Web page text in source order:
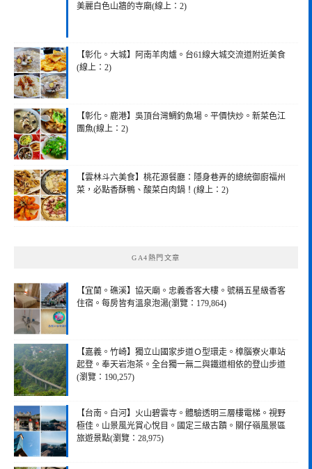
美麗白色山牆的寺廟(線上：2)
【彰化。大城】阿南羊肉爐。台61線大城交流道附近美食
(線上：2)
【彰化。鹿港】吳頂台灣鯛釣魚場。平價快炒。新菜色江
團魚(線上：2)
【雲林斗六美食】桃花源餐廳：隱身巷弄的總統御廚福州
菜，必點香酥鴨、酸菜白肉鍋！(線上：2)
GA4熱門文章
【宜蘭。礁溪】協天廟。忠義香客大樓。號稱五星級香客
住宿。每房皆有溫泉泡湯(瀏覽：179,864)
【嘉義。竹崎】獨立山國家步道Ｏ型環走。樟腦寮火車站
起登。奉天岩泡茶。全台獨一無二與鐵道相依的登山步道
(瀏覽：190,257)
【台南。白河】火山碧雲寺。體驗透明三層樓電梯。視野
極佳。山景風光賞心悅目。國定三級古蹟。關仔嶺風景區
旅遊景點(瀏覽：28,975)